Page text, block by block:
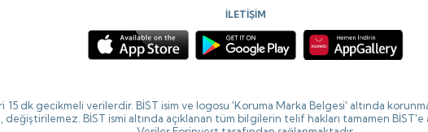
İLETİŞİM
15 dk gecikmeli verilerdir. BİST isim ve logosu 'Koruma Marka Belgesi' altında
değiştirilemez. BİST ismi altında açıklanan tüm bilgilerin telif hakları tamamen